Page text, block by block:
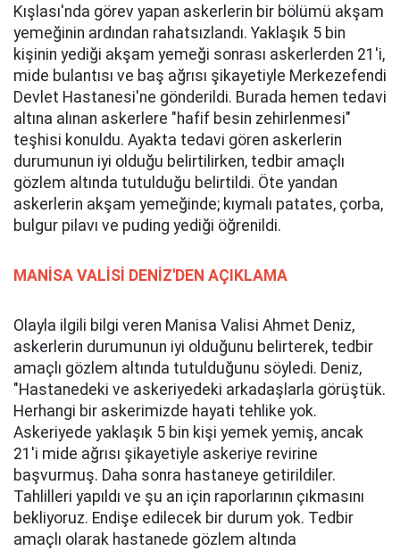
Kışlası'nda görev yapan askerlerin bir bölümü akşam
yemeğinin ardından rahatsızlandı. Yaklaşık 5 bin
kişinin yediği akşam yemeği sonrası askerlerden 21'i,
mide bulantısı ve baş ağrısı şikayetiyle Merkezefendi
Devlet Hastanesi'ne gönderildi. Burada hemen tedavi
altına alınan askerlere "hafif besin zehirlenmesi"
teşhisi konuldu. Ayakta tedavi gören askerlerin
durumunun iyi olduğu belirtilirken, tedbir amaçlı
gözlem altında tutulduğu belirtildi. Öte yandan
askerlerin akşam yemeğinde; kıymalı patates, çorba,
bulgur pilavı ve puding yediği öğrenildi.
MANİSA VALİSİ DENİZ'DEN AÇIKLAMA
Olayla ilgili bilgi veren Manisa Valisi Ahmet Deniz,
askerlerin durumunun iyi olduğunu belirterek, tedbir
amaçlı gözlem altında tutulduğunu söyledi. Deniz,
"Hastanedeki ve askeriyedeki arkadaşlarla görüştük.
Herhangi bir askerimizde hayati tehlike yok.
Askeriyede yaklaşık 5 bin kişi yemek yemiş, ancak
21'i mide ağrısı şikayetiyle askeriye revirine
başvurmuş. Daha sonra hastaneye getirildiler.
Tahlilleri yapıldı ve şu an için raporlarının çıkmasını
bekliyoruz. Endişe edilecek bir durum yok. Tedbir
amaçlı olarak hastanede gözlem altında